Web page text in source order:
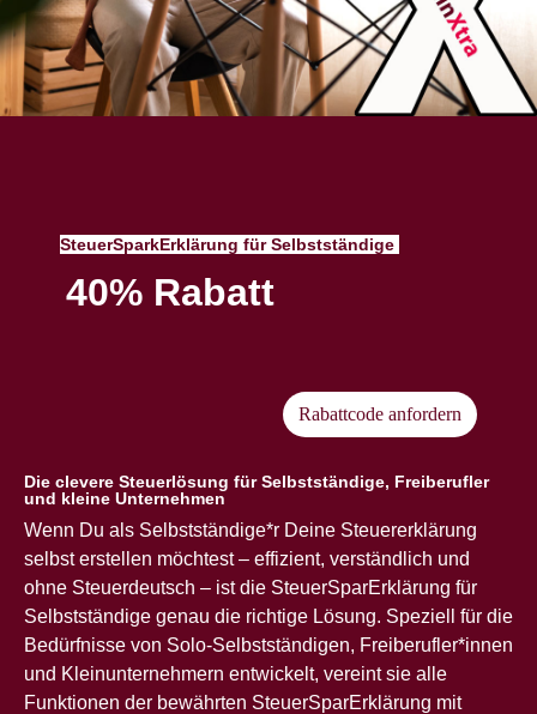
SteuerSparkErklärung für Selbstständige
40% Rabatt
Rabattcode anfordern
Die clevere Steuerlösung für Selbstständige, Freiberufler
und kleine Unternehmen
Wenn Du als Selbstständige*r Deine Steuererklärung
selbst erstellen möchtest – effizient, verständlich und
ohne Steuerdeutsch – ist die SteuerSparErklärung für
Selbstständige genau die richtige Lösung. Speziell für die
Bedürfnisse von Solo-Selbstständigen, Freiberufler*innen
und Kleinunternehmern entwickelt, vereint sie alle
Funktionen der bewährten SteuerSparErklärung mit